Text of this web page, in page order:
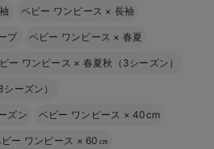
ベビー ワンピース × 長袖
ブ ベビー ワンピース × 春夏
ー ワンピース × 春夏秋（3シーズン）
ーズン）
ズン ベビー ワンピース ×40cm
ー ワンピース × 60㎝